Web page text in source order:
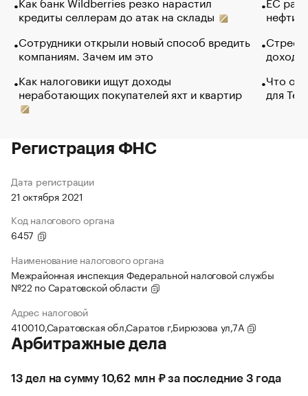
кредиты селлерам до атак на склады
Сотрудники открыли новый способ вредить
компаниям. Зачем им это
Как налоговики ищут доходы
неработающих покупателей яхт и квартир
нефти
Что
для
Регистрация ФНС
Дата регистрации
21 октября 2021
Код налогового органа
6457
Наименование налогового органа
Межрайонная инспекция Федеральной налоговой службы
№22 по Саратовской области
Адрес налоговой
410010,Саратовская обл,Саратов г,Бирюзова ул,7А
Арбитражные дела
13 дел на сумму 10,62 млн ₽ за последние 3 года